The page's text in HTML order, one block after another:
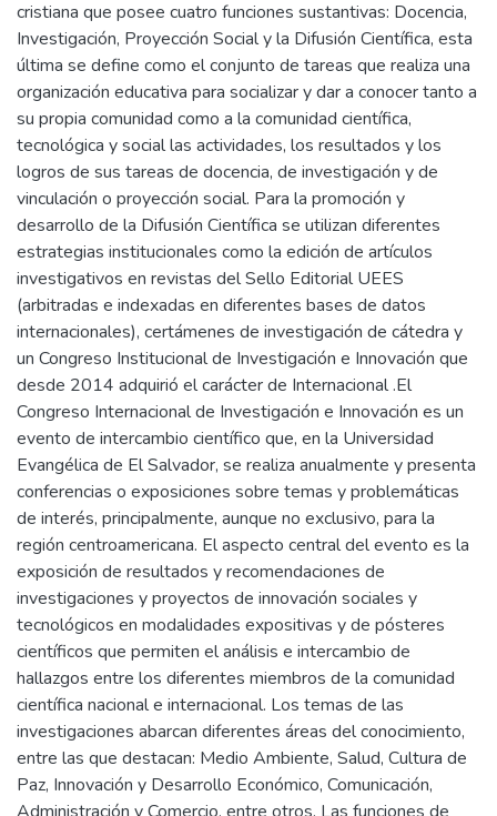
cristiana que posee cuatro funciones sustantivas: Docencia,
Investigación, Proyección Social y la Difusión Científica, esta
última se define como el conjunto de tareas que realiza una
organización educativa para socializar y dar a conocer tanto a
su propia comunidad como a la comunidad científica,
tecnológica y social las actividades, los resultados y los
logros de sus tareas de docencia, de investigación y de
vinculación o proyección social. Para la promoción y
desarrollo de la Difusión Científica se utilizan diferentes
estrategias institucionales como la edición de artículos
investigativos en revistas del Sello Editorial UEES
(arbitradas e indexadas en diferentes bases de datos
internacionales), certámenes de investigación de cátedra y
un Congreso Institucional de Investigación e Innovación que
desde 2014 adquirió el carácter de Internacional .El
Congreso Internacional de Investigación e Innovación es un
evento de intercambio científico que, en la Universidad
Evangélica de El Salvador, se realiza anualmente y presenta
conferencias o exposiciones sobre temas y problemáticas
de interés, principalmente, aunque no exclusivo, para la
región centroamericana. El aspecto central del evento es la
exposición de resultados y recomendaciones de
investigaciones y proyectos de innovación sociales y
tecnológicos en modalidades expositivas y de pósteres
científicos que permiten el análisis e intercambio de
hallazgos entre los diferentes miembros de la comunidad
científica nacional e internacional. Los temas de las
investigaciones abarcan diferentes áreas del conocimiento,
entre las que destacan: Medio Ambiente, Salud, Cultura de
Paz, Innovación y Desarrollo Económico, Comunicación,